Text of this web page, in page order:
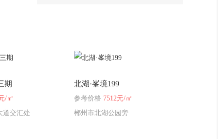
对话中铁岭南府三期 工程负责
通鸿云麓湾2025年12月最新工程进
度邀您共鉴~
期
/㎡
道交汇处
北湖·峯境199
参考价格 7512元/㎡
郴州市北湖公园旁